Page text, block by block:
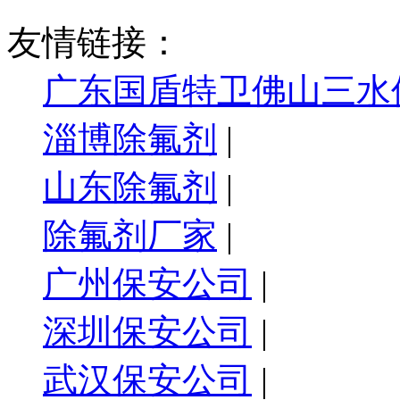
友情链接：
广东国盾特卫佛山三
淄博除氟剂 |
山东除氟剂 |
除氟剂厂家 |
广州保安公司 |
深圳保安公司 |
武汉保安公司 |